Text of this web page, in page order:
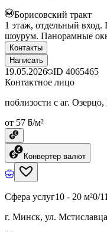
Борисовский тракт
1 этаж, отдельный
шоурум. Панорамные
Контакты
Написать
19.05.2026 ID 4065465
Контактное лицо
поблизости с аг.
от 57 ƃ/м²
Конвертер валют
Сфера услуг10 - 20 м²0/
г. Минск, ул.